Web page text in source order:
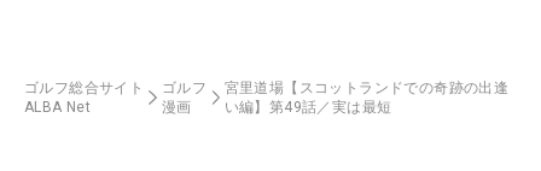
ゴルフ総合サイト
ALBA Net
ゴルフ
漫画
宮里道場【スコットランドでの奇跡の出逢
い編】第49話／実は最短